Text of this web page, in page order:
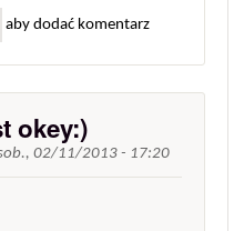
aby dodać komentarz
okey:)
02/11/2013 - 17:20